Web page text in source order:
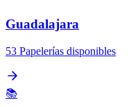
Guadalajara
53 Papelerías disponibles
📚